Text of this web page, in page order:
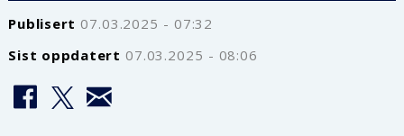
Publisert
07.03.2025 - 07:32
Sist oppdatert
07.03.2025 - 08:06